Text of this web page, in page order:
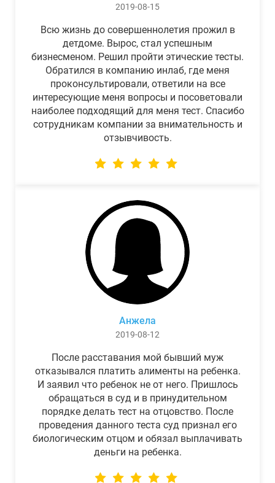
2019-08-15
Всю жизнь до совершеннолетия прожил в
детдоме. Вырос, стал успешным
бизнесменом. Решил пройти этические тесты.
Обратился в компанию инлаб, где меня
проконсультировали, ответили на все
интересующие меня вопросы и посоветовали
наиболее подходящий для меня тест. Спасибо
сотрудникам компании за внимательность и
отзывчивость.
Анжела
2019-08-12
После расставания мой бывший муж
отказывался платить алименты на ребенка.
И заявил что ребенок не от него. Пришлось
обращаться в суд и в принудительном
порядке делать тест на отцовство. После
проведения данного теста суд признал его
биологическим отцом и обязал выплачивать
деньги на ребенка.